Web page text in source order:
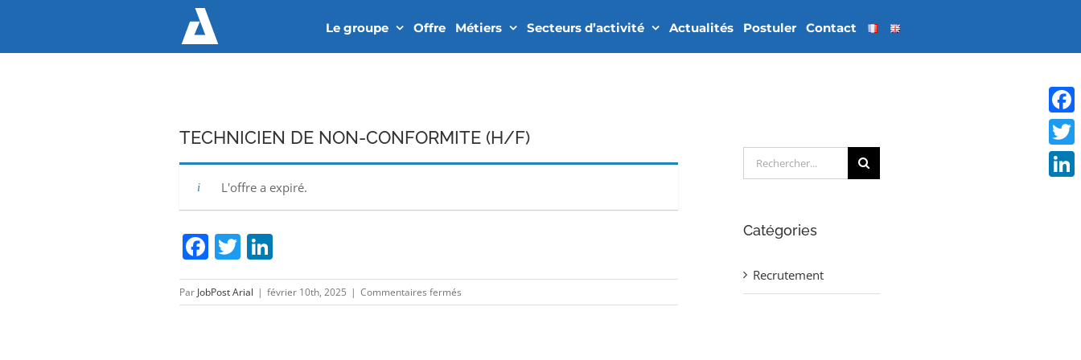
contenu
Le groupe Offre Métiers Secteurs d’activité Actualités Postuler Contact
TECHNICIEN DE NON-CONFORMITE (H/F)
L'offre a expiré.
Facebook
TwitterLinkedIn
Par JobPost Arial | février 10th, 2025 | Commentaires ferméssur
TECHNICIEN
Rechercher:
Catégories
Recrutement